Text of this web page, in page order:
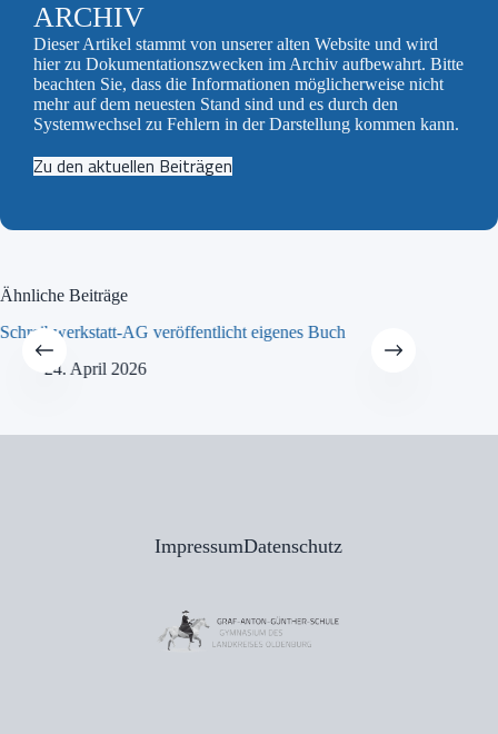
ARCHIV
Dieser Artikel stammt von unserer alten Website und wird
hier zu Dokumentationszwecken im Archiv aufbewahrt. Bitte
beachten Sie, dass die Informationen möglicherweise nicht
mehr auf dem neuesten Stand sind und es durch den
Systemwechsel zu Fehlern in der Darstellung kommen kann.
Zu den aktuellen Beiträgen
Ähnliche Beiträge
Schreibwerkstatt-AG veröffentlicht eigenes Buch
24. April 2026
ImpressumDatenschutz